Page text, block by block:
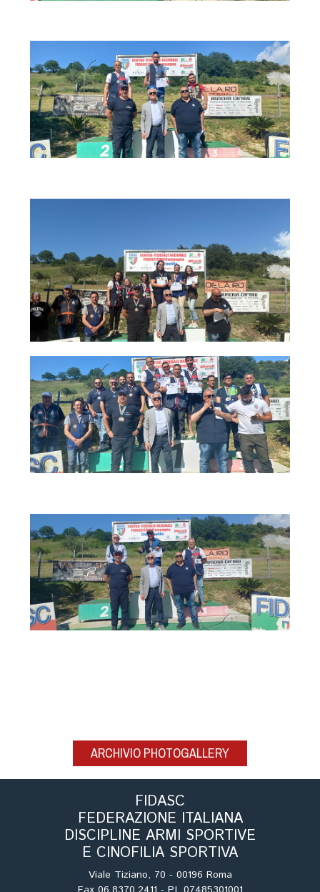
ARCHIVIO PHOTOGALLERY
FIDASC
FEDERAZIONE ITALIANA
DISCIPLINE ARMI SPORTIVE
E CINOFILIA SPORTIVA
Viale Tiziano, 70 - 00196 Roma